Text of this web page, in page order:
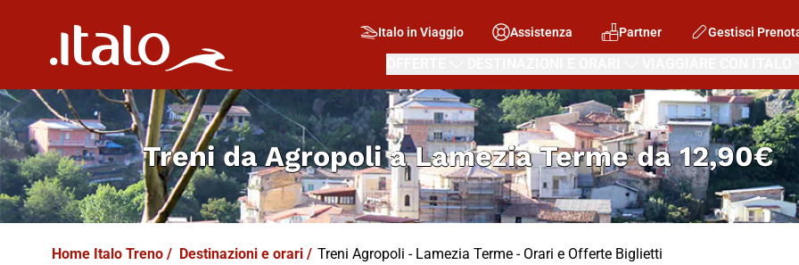
Italo in Viaggio Assistenza Partner Gestisci
Treni daAgropoli a Lamezia Termeda12,90€
Home Italo Treno / Destinazioni e orari / Treni Agropoli - Lamezia Terme - Orari e Offerte Biglietti